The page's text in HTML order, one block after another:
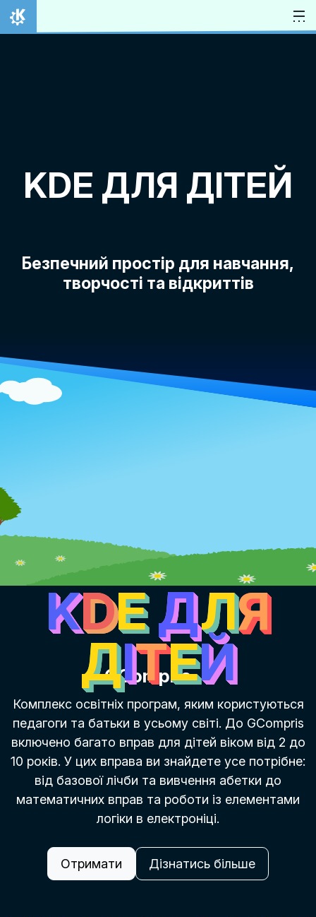
Перейти до вмісту
Домівка
KDE ДЛЯ ДІТЕЙ
Безпечний простір для навчання,
творчості та відкриттів
KDEДЛЯ
ДІТЕЙ
GCompris
Комплекс освітніх програм, яким користуються
педагоги та батьки в усьому світі. До GCompris
включено багато вправ для дітей віком від 2 до
10 років. У цих вправа ви знайдете усе потрібне:
від базової лічби та вивчення абетки до
математичних вправ та роботи із елементами
логіки в електроніці.
Отримати Дізнатись більше